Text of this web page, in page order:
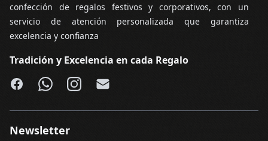
confección de regalos festivos y corporativos, con un
servicio de atención personalizada que garantiza
excelencia y confianza
Tradición y Excelencia en cada Regalo
Facebook
WhatsApp
Instagram
Email
Newsletter